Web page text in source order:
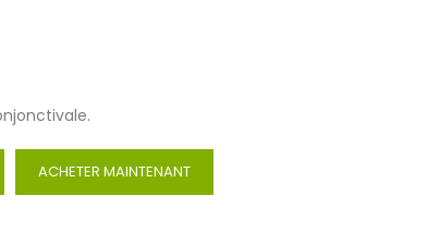
ACHETER MAINTENANT